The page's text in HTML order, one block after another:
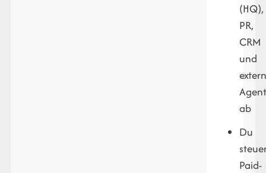
(HQ),
PR,
CRM
und
ab
Du
Paid-